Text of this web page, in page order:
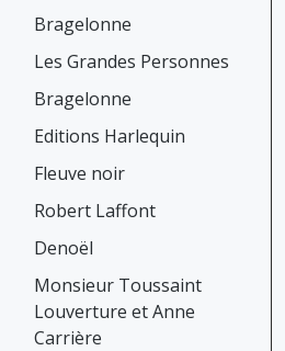
Bragelonne
Les Grandes Personnes
Bragelonne
Editions Harlequin
Fleuve noir
Robert Laffont
Denoël
Monsieur Toussaint
Louverture et Anne
Carrière